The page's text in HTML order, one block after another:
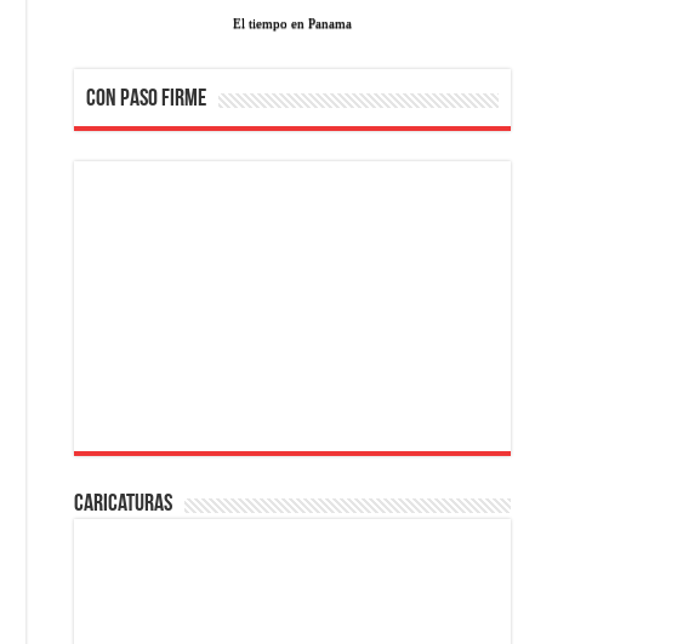
El tiempo en Panama
CON PASO FIRME
Caricaturas